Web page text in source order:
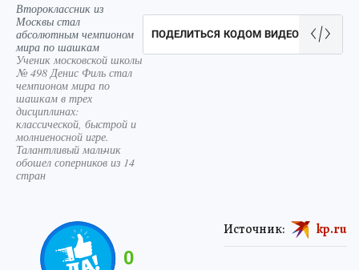
Второклассник из
Москвы стал
абсолютным чемпионом
мира по шашкам
Ученик московской школы
№ 498 Денис Филь стал
чемпионом мира по
шашкам в трех
дисциплинах:
классической, быстрой и
молниеносной игре.
Талантливый мальчик
обошел соперников из 14
стран
ПОДЕЛИТЬСЯ КОДОМ ВИДЕО
0
Источник: kp.ru